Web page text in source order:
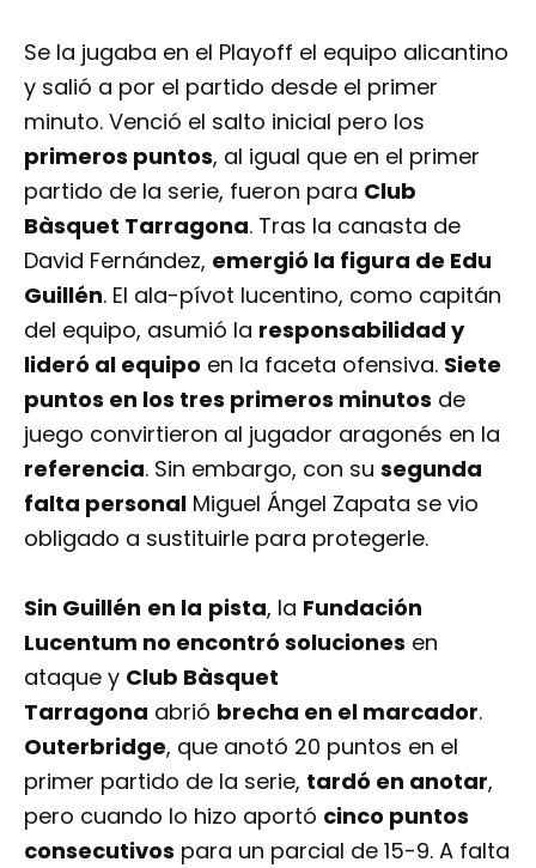
Se la jugaba en el Playoff el equipo alicantino
y salió a por el partido desde el primer
minuto. Venció el salto inicial pero los
primeros puntos, al igual que en el primer
partido de la serie, fueron para Club
Bàsquet Tarragona. Tras la canasta de
David Fernández, emergió la figura de Edu
Guillén. El ala-pívot lucentino, como capitán
del equipo, asumió la responsabilidad y
lideró al equipo en la faceta ofensiva. Siete
puntos en los tres primeros minutos de
juego convirtieron al jugador aragonés en la
referencia. Sin embargo, con su segunda
falta personal Miguel Ángel Zapata se vio
obligado a sustituirle para protegerle.
Sin Guillén en la pista, la Fundación
Lucentum no encontró soluciones en
ataque y Club Bàsquet
Tarragona abrió brecha en el marcador.
Outerbridge, que anotó 20 puntos en el
primer partido de la serie, tardó en anotar,
pero cuando lo hizo aportó cinco puntos
consecutivos para un parcial de 15-9. A falta